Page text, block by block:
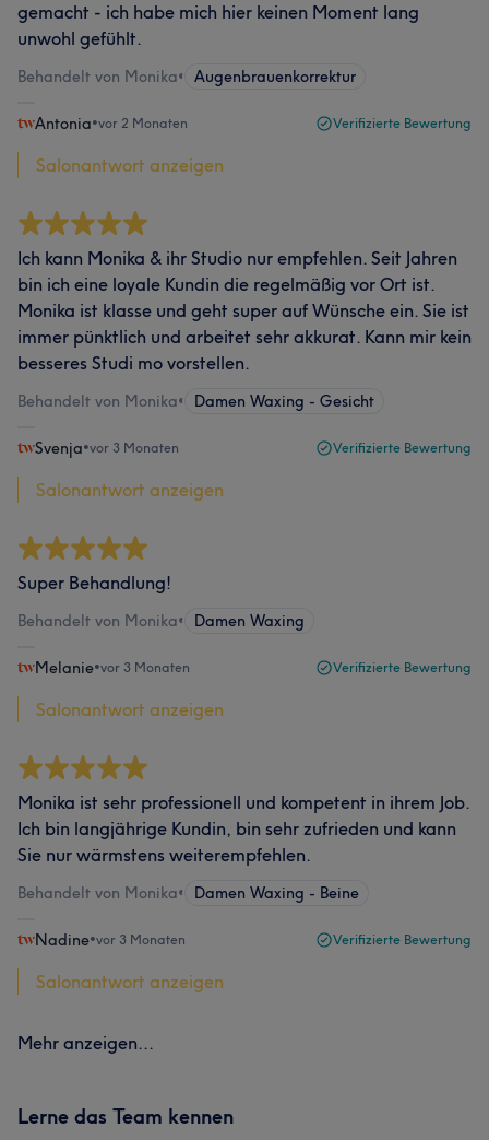
gemacht - ich habe mich hier keinen Moment lang
unwohl gefühlt.
Behandelt von Monika• Augenbrauenkorrektur
Antonia•vor 2 Monaten Verifizierte Bewertung
Salonantwort anzeigen
Ich kann Monika & ihr Studio nur empfehlen. Seit Jahren
bin ich eine loyale Kundin die regelmäßig vor Ort ist.
Monika ist klasse und geht super auf Wünsche ein. Sie ist
immer pünktlich und arbeitet sehr akkurat. Kann mir kein
besseres Studi mo vorstellen.
Behandelt von Monika• Damen Waxing - Gesicht
Svenja•vor 3 Monaten Verifizierte Bewertung
Salonantwort anzeigen
Super Behandlung!
Behandelt von Monika• Damen Waxing
Melanie•vor 3 Monaten Verifizierte Bewertung
Salonantwort anzeigen
Monika ist sehr professionell und kompetent in ihrem Job.
Ich bin langjährige Kundin, bin sehr zufrieden und kann
Sie nur wärmstens weiterempfehlen.
Behandelt von Monika• Damen Waxing - Beine
Nadine•vor 3 Monaten Verifizierte Bewertung
Salonantwort anzeigen
Mehr anzeigen...
Lerne das Team kennen